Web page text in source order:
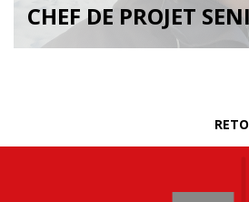
CHEF DE PROJET